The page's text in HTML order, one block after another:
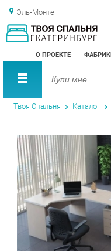
Эль-Монте
О ПРОЕКТЕ ФАБРИКИ
Твоя Спальня Каталог